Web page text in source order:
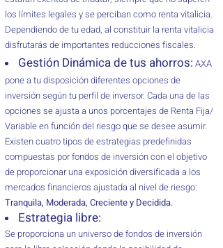
los límites legales y se perciban como renta vitalicia.
Dependiendo de tu edad, al constituir la renta vitalicia
disfrutarás de importantes reducciones fiscales.
Gestión Dinámica de tus ahorros: AXA
pone a tu disposición diferentes opciones de
inversión según tu perfil de inversor. Cada una de las
opciones se ajusta a unos porcentajes de Renta Fija/
Variable en función del riesgo que se desee asumir.
Existen cuatro tipos de estrategias predefinidas
compuestas por fondos de inversión con el objetivo
de proporcionar una exposición diversificada a los
mercados financieros ajustada al nivel de riesgo:
Tranquila, Moderada, Creciente y Decidida.
Estrategia libre:
Se proporciona un universo de fondos de inversión